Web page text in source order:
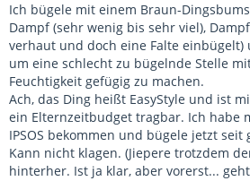
Ich bügele mit einem Braun-
Dampf (sehr wenig bis sehr viel),
verhaut und doch eine Falte
um eine schlecht zu bügelnde Stelle
Feuchtigkeit gefügig zu machen.
Ach, das Ding heißt EasyStyle und ist
ein Elternzeitbudget tragbar. Ich habe
IPSOS bekommen und bügele jetzt seit
Kann nicht klagen. (Jiepere trotzdem
hinterher. Ist ja klar, aber vorerst...